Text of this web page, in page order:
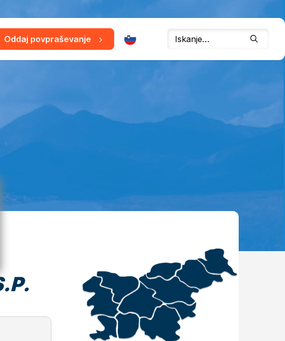
Oddaj povpraševanje